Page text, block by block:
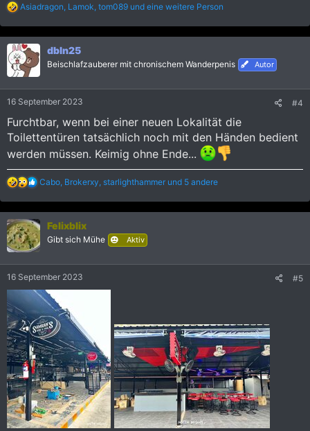
R
a
k
t
i
o
n
Asiadragon, Lamok, tom089 und eine weitere Person
dbln25
Beischlafzauberer mit chronischem Wanderpenis Autor
16 September 2023 #4
Furchtbar, wenn bei einer neuen Lokalität die
Toilettentüren tatsächlich noch mit den Händen bedient
werden müssen. Keimig ohne Ende...
R
a
k
t
o
n
:
Cabo Brokerxy starlighthammer und 5 andere
Felixblix
Gibt sich Mühe Aktiv
16 September 2023 #5